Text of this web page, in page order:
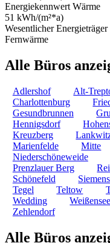
Energiekennwert Wärme
51 kWh/(m²*a)
Wesentlicher Energieträger
Fernwärme
Alle Büros
Adlershof Alt-
Charlottenburg
Gesundbrunnen
Hennigsdorf
Kreuzberg
Marienfelde
Mitte
Niederschöneweide
Prenzlauer Berg
Schönefeld
Tegel
Teltow
Wedding
Weißensee
Zehlendorf
Alle Büros